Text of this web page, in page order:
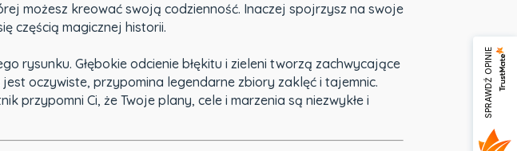
możesz kreować swoją codzienność. Inaczej spojrzysz na swoje
częścią magicznej historii.
rysunku. Głębokie odcienie błękitu i zieleni tworzą zachwycające
oczywiste, przypomina legendarne zbiory zaklęć i tajemnic.
przypomni Ci, że Twoje plany, cele i marzenia są niezwykłe i
SPRAWDŹ OPINIE